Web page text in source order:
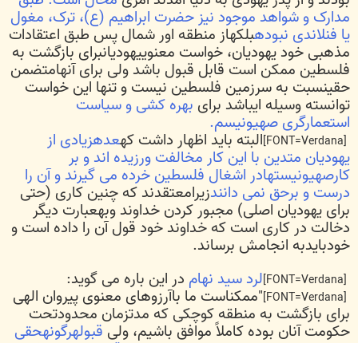
مدارک و شواهد موجود نیز حضرت ابراهیم (ع)، ترک، مغول
یا فنلاندی نبودهبلکهاز منطقه اور شمال پس طبق اعتقادات
مذهبی خود یهودیان، خواست معنوییهودیانبرای بازگشت به
فلسطین ممکن است قابل قبول باشد ولی برای آنهامتضمن
حقینسبت به سرزمین فلسطین نیست و تنها این خواست
توانسته وسیله ایباشد برایبهره کشی و سیاست
استعمارگری صهیونیسم.
البته باید اظهار داشت کهعدهزیادی از
یهودیان متدین با این کار مخالفت ورزیده اند و بر
کارصهیونیستهادر اشغال فلسطین خرده می گیرند و آن را
درست و برحق نمی دانندزیرامعتقدند که چنین کاری (حتی
برای یهودیان اصلی) مجبور کردن خداوند وبهعبارت دیگر
دخالت در کاری است که خداوند خود قول آن را داده است و
خودبایدبه انجامش برساند.
لرد سید نهامدر این باره می گوید:
"ممکناست ما باآرزوهای معنوی پیروان الهی
برای بازگشت به منطقه کوچکی که مدتزمان محدودتحت
حکومت آنان بوده کاملاً موافق باشیم، ولی قبولهرگونهحقی